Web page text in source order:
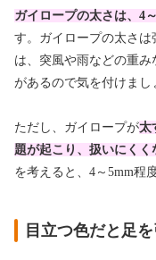
ガイロープの太さは、4
す。ガイロープの太さ
は、突風や雨などの重
があるので気を付けまし
ただし、ガイロープが太
題が起こり、扱いにくく
を考えると、4～5mm程
目立つ色だと足